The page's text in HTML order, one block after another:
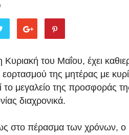
Κυριακή του Μαΐου, έχει
της μητέρας με
το μεγαλείο της προσφοράς
διαχρονικά.
στο πέρασμα των χρόνων, ο